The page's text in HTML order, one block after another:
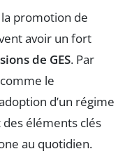
promotion de
avoir un fort
de GES. Par
le
d’un régime
éléments clés
au quotidien.